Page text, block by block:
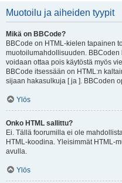
Muotoilu ja aiheiden tyypit
Mikä on BBCode?
BBCode on HTML-kielen tapainen
muotoilumahdollisuuden. BBCoden
voidaan ottaa pois käytöstä myös
BBCode itsessään on HTML:n
sijaan hakasulkuja [ ja ]. BBCoden
Ylös
Onko HTML sallittu?
Ei. Tällä foorumilla ei ole
HTML-koodina. Yleisimmät HTML-
avulla.
Ylös